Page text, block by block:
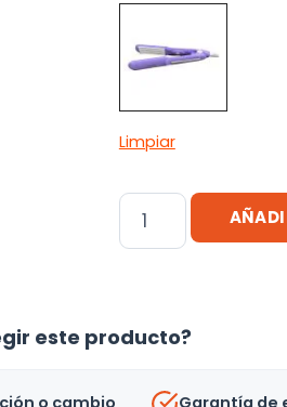
Limpiar
Plancha
Nova
este producto?